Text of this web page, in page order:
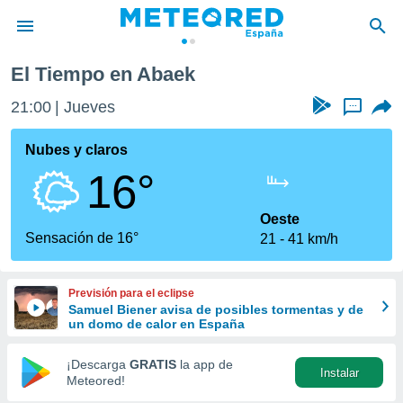
de
por
que se
calidad.
a este
las
y
forma
digital
basada
El Tiempo en Abaek
21:00 Jueves ...
Nubes y claros
16°
Sensación de 16°
Oeste
21
41 km/h
Previsión para el eclipse
Samuel Biener avisa de posibles tormentas y de
un domo de calor en España
¡Descarga GRATIS la app de
Meteored!
Instalar